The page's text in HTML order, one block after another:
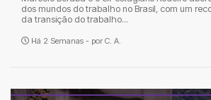
dos mundos do trabalho no Brasil, com um
da transição do trabalho...
Há 2 Semanas - por C. A.